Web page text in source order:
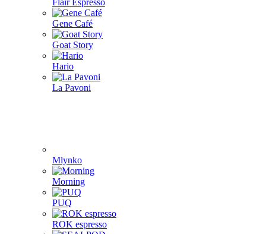
Flair Espresso
Gene Café
Goat Story
Hario
La Pavoni
Mlynko
Morning
PUQ
ROK espresso